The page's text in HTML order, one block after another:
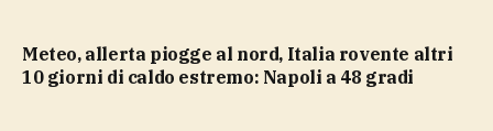
Meteo, allerta piogge al nord, Italia rovente altri
10 giorni di caldo estremo: Napoli a 48 gradi